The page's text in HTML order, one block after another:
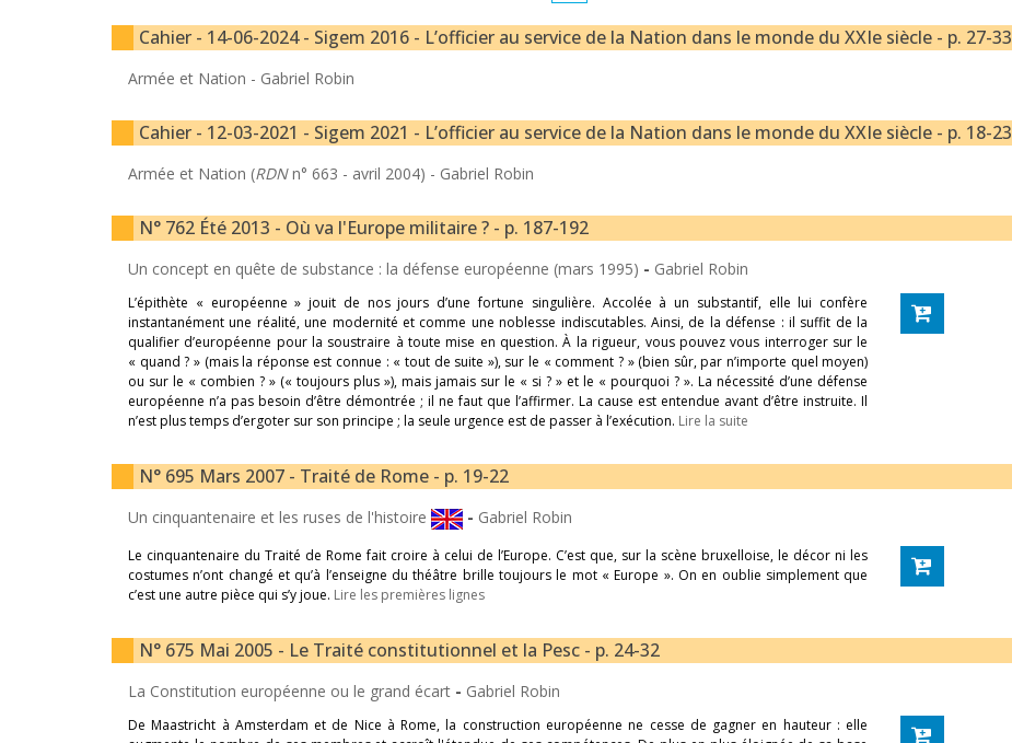
Cahier - 14-06-2024 - Sigem 2016 - L’officier au service de la Nation dans le monde du XXIe siècle - p. 27-33
Armée et Nation - Gabriel Robin
Cahier - 12-03-2021 - Sigem 2021 - L’officier au service de la Nation dans le monde du XXIe siècle - p. 18-23
Armée et Nation (RDNn° 663 - avril 2004) - Gabriel Robin
N° 762 Été 2013 - Où va l'Europe militaire ? - p. 187-192
Un concept en quête de substance : la défense européenne (mars 1995) - Gabriel Robin
L’épithète « européenne » jouit de nos jours d’une fortune singulière. Accolée à un substantif, elle lui confère
instantanément une réalité, une modernité et comme une noblesse indiscutables. Ainsi, de la défense : il suffit de la
qualifier d’européenne pour la soustraire à toute mise en question. À la rigueur, vous pouvez vous interroger sur le
« quand ? » (mais la réponse est connue : « tout de suite »), sur le « comment ? » (bien sûr, par n’importe quel moyen)
ou sur le « combien ? » (« toujours plus »), mais jamais sur le « si ? » et le « pourquoi ? ». La nécessité d’une défense
européenne n’a pas besoin d’être démontrée ; il ne faut que l’affirmer. La cause est entendue avant d’être instruite. Il
n’est plus temps d’ergoter sur son principe ; la seule urgence est de passer à l’exécution. Lire la suite
N° 695 Mars 2007 - Traité de Rome - p. 19-22
Un cinquantenaire et les ruses de l'histoire - Gabriel Robin
Le cinquantenaire du Traité de Rome fait croire à celui de l’Europe. C’est que, sur la scène bruxelloise, le décor ni les
costumes n’ont changé et qu’à l’enseigne du théâtre brille toujours le mot « Europe ». On en oublie simplement que
c’est une autre pièce qui s’y joue. Lire les premières lignes
N° 675 Mai 2005 - Le Traité constitutionnel et la Pesc - p. 24-32
La Constitution européenne ou le grand écart - Gabriel Robin
De Maastricht à Amsterdam et de Nice à Rome, la construction européenne ne cesse de gagner en hauteur : elle